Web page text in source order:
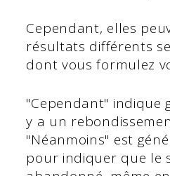
Cependant, elles
résultats différents
dont vous formulez
"Cependant" indique
y a un
"Néanmoins" est
pour indiquer que le